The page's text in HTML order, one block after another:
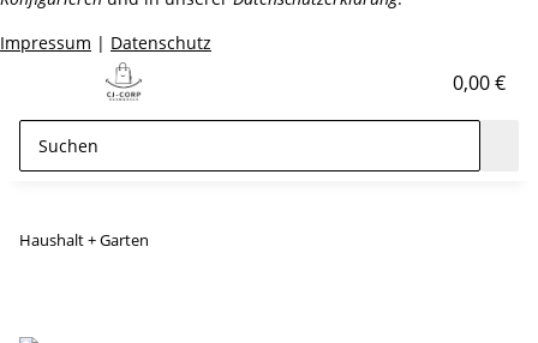
Impressum | Datenschutz
0,00 €
Haushalt + Garten